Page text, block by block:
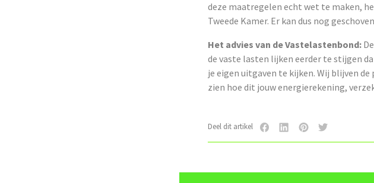
deze maatregelen echt wet te maken,
Tweede Kamer. Er kan dus nog
Het advies van de Vastelastenbond:
de vaste lasten lijken eerder te stijgen
je eigen uitgaven te kijken. Wij blijven
zien hoe dit jouw energierekening,
Deel dit artikel